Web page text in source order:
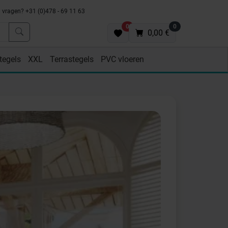
+31 (0)478 - 69 11 63
0 0
0,00 €
XXL Terrastegels PVC vloeren